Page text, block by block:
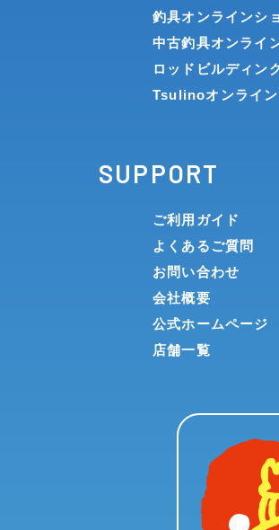
釣具オンラインシ
中古釣具オンライ
ロッドビルディン
Tsulinoオンライ
SUPPORT
ご利用ガイド
よくあるご質問
お問い合わせ
会社概要
公式ホームページ
店舗一覧